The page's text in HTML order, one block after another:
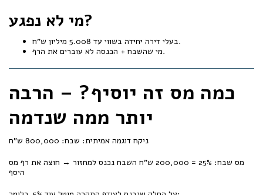
מי לא נפגע?
בעלי דירה יחידה בשווי עד 5.008 מיליון ש"ח.
מי שהשבח + הכנסה לא עוברים את הרף.
כמה מס זה יוסיף? – הרבה
יותר ממה שנדמה
ניקח דוגמה אמיתית: שבח: 800,000 ש"ח
מס שבח: 25% = 200,000 ש"ח השבח נכנס למחזור → חוצה את רף מס
היסף